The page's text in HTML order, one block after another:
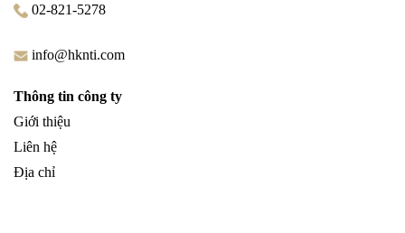
02-821-5278
info@hknti.com
Thông tin công ty
Giới thiệu
Liên hệ
Địa chỉ